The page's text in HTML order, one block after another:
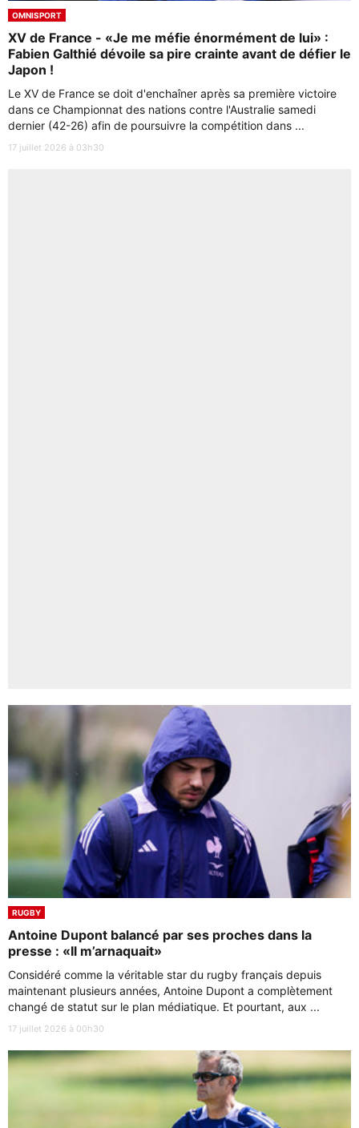
OMNISPORT
XV de France - «Je me méfie énormément de lui» :
Fabien Galthié dévoile sa pire crainte avant de défier le
Japon !
Le XV de France se doit d'enchaîner après sa première victoire
dans ce Championnat des nations contre l'Australie samedi
dernier (42-26) afin de poursuivre la compétition dans ...
17 juillet 2026 à 03h30
RUGBY
Antoine Dupont balancé par ses proches dans la
presse : «Il m’arnaquait»
Considéré comme la véritable star du rugby français depuis
maintenant plusieurs années, Antoine Dupont a complètement
changé de statut sur le plan médiatique. Et pourtant, aux ...
17 juillet 2026 à 00h30